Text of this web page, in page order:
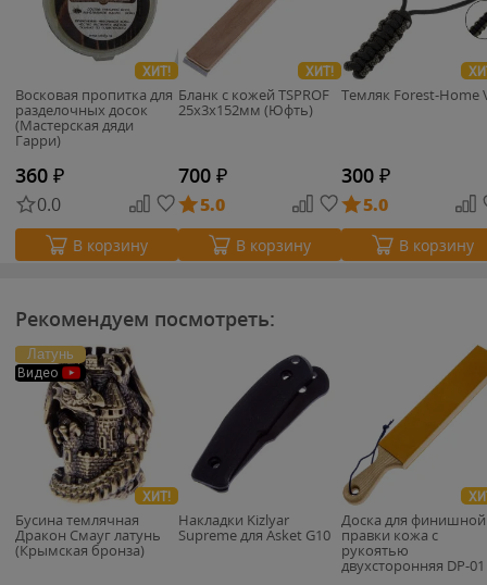
ХИТ!
Восковая пропитка для
разделочных досок
(Мастерская дяди
Гарри)
360 ₽
0.0
В корзину
ХИТ!
Бланк с кожей TSPROF
25х3х152мм (Юфть)
700 ₽
5.0
В корзину
Темляк Forest-Home
300 ₽
5.0
В корзину
Рекомендуем посмотреть:
Латунь
Видео
ХИТ!
Бусина темлячная
Дракон Смауг латунь
(Крымская бронза)
Накладки Kizlyar
Supreme для Asket G10
Доска для финишной
правки кожа с
рукоятью
двухсторонняя DP-01